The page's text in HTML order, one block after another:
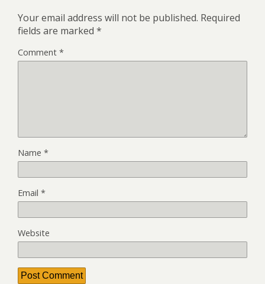
Your email address will not be published. Required
fields are marked *
Comment *
Name *
Email *
Website